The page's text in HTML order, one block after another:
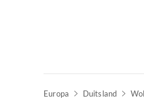
Europa Duitsland